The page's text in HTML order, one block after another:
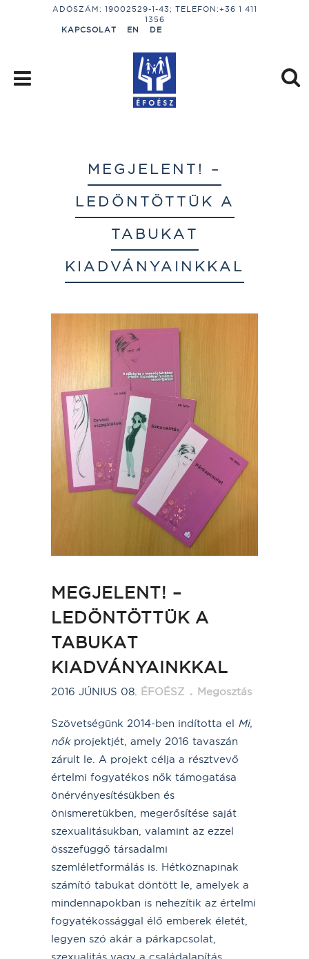
ADÓSZÁM: 19002529-1-43; TELEFON:+36 1 411
1356
KAPCSOLAT
EN DE
MEGJELENT! –
LEDÖNTÖTTÜK A
TABUKAT
KIADVÁNYAINKKAL
MEGJELENT! –
LEDÖNTÖTTÜK A
TABUKAT
KIADVÁNYAINKKAL
2016 JÚNIUS 08. ÉFOÉSZ Megosztás
Szövetségünk 2014-ben indította el Mi,
nőkprojektjét, amely 2016 tavaszán
zárult le. A projekt célja a résztvevő
értelmi fogyatékos nők támogatása
önérvényesítésükben és
önismeretükben, megerősítése saját
szexualitásukban, valamint az ezzel
összefüggő társadalmi
szemléletformálás is. Hétköznapinak
számító tabukat döntött le, amelyek a
mindennapokban is nehezítik az értelmi
fogyatékossággal élő emberek életét,
legyen szó akár a párkapcsolat,